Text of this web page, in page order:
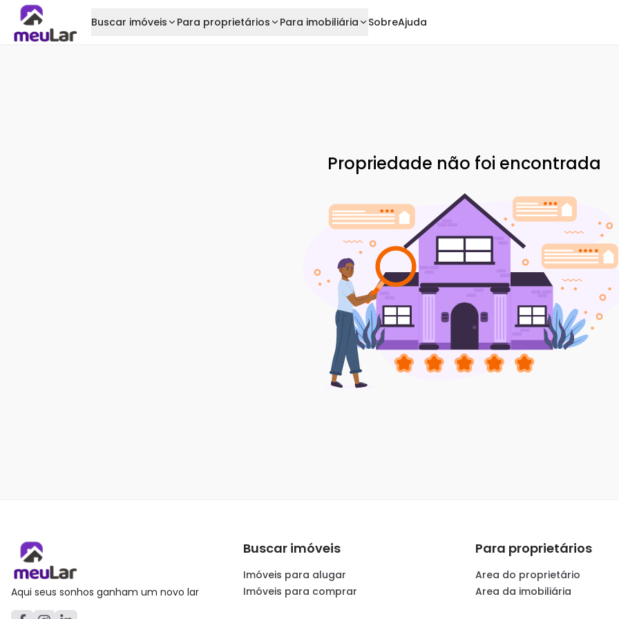
Buscar imóveis Para proprietários Para imobiliária SobreAjuda
Propriedade não foi encontrada
Aqui seus sonhos ganham um novo lar
Buscar imóveis
Imóveis para alugar
Imóveis para comprar
Para proprietários
Area do proprietário
Area da imobiliária